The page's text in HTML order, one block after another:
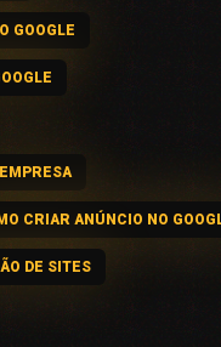
GOOGLE
CRIAR ANÚNCIO NO
DE SITES